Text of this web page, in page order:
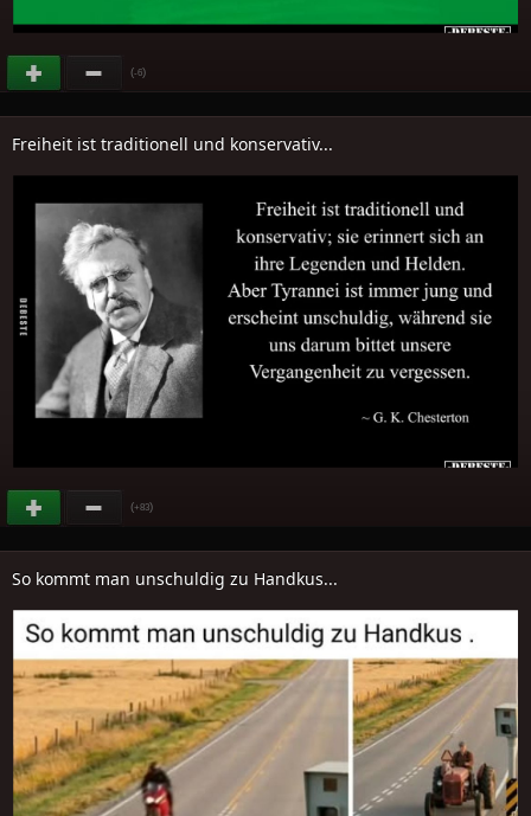
(-6)
Freiheit ist traditionell und konservativ...
(+83)
So kommt man unschuldig zu Handkus...